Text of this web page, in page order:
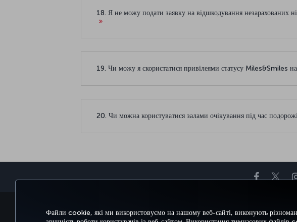
Файли cookie, які ми використовуємо на нашому веб-сайті, виконують
18. Я не можу подати заявку на відшкодування незарахованих
19. Чи можу я скористатися привілеями статусу Miles&Smiles
20. Чи можна користуватися залами очікування під час
БРОНЮВАННЯ ТА КЕРУВАННЯ БРОНЮВАННЯМ